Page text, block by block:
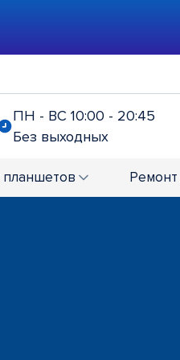
ПН - ВС 10:00 - 20:45
Без выходных
планшетов Ремонт